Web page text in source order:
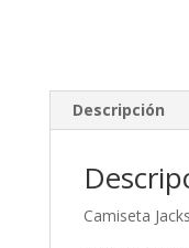
Descripción
Camiseta